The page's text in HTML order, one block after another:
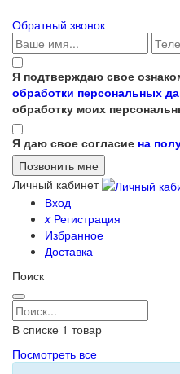
Обратный звонок
Я подтверждаю свое
обработки персональных
обработку моих
Я даю свое согласие на
Личный кабинет
Вход
xРегистрация
Избранное
Доставка
Поиск
В списке 1 товар
Посмотреть все